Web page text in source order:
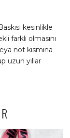
kesinlikle
farklı olmasını
not kısmına
uzun yıllar